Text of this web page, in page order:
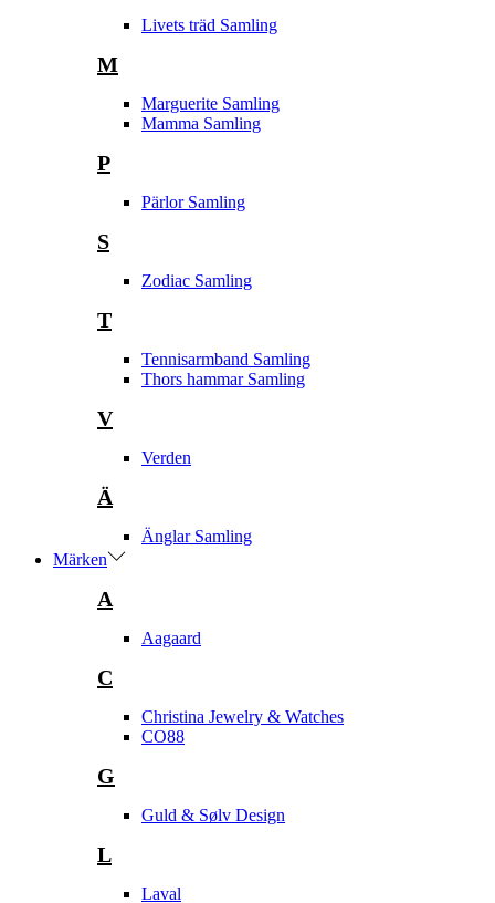
Livets träd Samling
M
Marguerite Samling
Mamma Samling
P
Pärlor Samling
S
Zodiac Samling
T
Tennisarmband Samling
Thors hammar Samling
V
Verden
Ä
Änglar Samling
Märken
A
Aagaard
C
Christina Jewelry & Watches
CO88
G
Guld & Sølv Design
L
Laval